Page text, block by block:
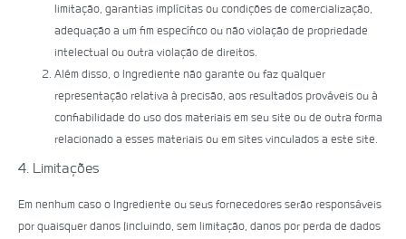
limitação, garantias implícitas ou condições de comercialização,
adequação a um fim específico ou não violação de propriedade
intelectual ou outra violação de direitos.
Além disso, o Ingrediente não garante ou faz qualquer
representação relativa à precisão, aos resultados prováveis ​​ou à
confiabilidade do uso dos materiais em seu site ou de outra forma
relacionado a esses materiais ou em sites vinculados a este site.
4. Limitações
Em nenhum caso o Ingrediente ou seus fornecedores serão responsáveis ​​
por quaisquer danos (incluindo, sem limitação, danos por perda de dados